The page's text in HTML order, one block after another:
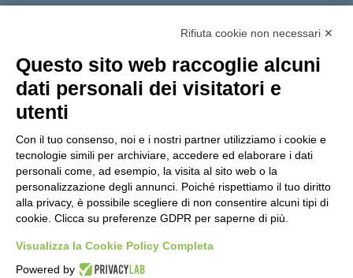
Tutti gli argomenti
Amministrazione Trasparente
Privacy Policy
Dichiarazione di accessibilitàObiettivi di accessibilità
Seguici su:
Indirizzo:Via Gaetano Donizetti 30, Collegno
Centralino:0114053925 Email: toic8cg002@istruzione.it
Posta elettronica certificata (PEC):toic8cg002@pec.istruzione.it
Codice fiscale: 95641450010
Codice Indice delle Pubbliche Amministrazioni (IPA): D0ZZDV0V
Codice unico di fatturazione (CUF): FJDH3Z
Rifiuta cookie non necessari ✕
Questo sito web raccoglie alcuni
dati personali dei visitatori e
utenti
Con il tuo consenso, noi e i nostri partner utilizziamo i cookie e
tecnologie simili per archiviare, accedere ed elaborare i dati
personali come, ad esempio, la visita al sito web o la
personalizzazione degli annunci. Poiché rispettiamo il tuo diritto
alla privacy, è possibile scegliere di non consentire alcuni tipi di
cookie. Clicca su preferenze GDPR per saperne di più.
Visualizza la Cookie Policy Completa
Powered by